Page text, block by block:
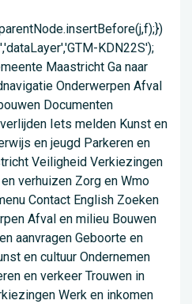
KDN22S');
Maastricht Ga naar
Onderwerpen Afval
Documenten
Iets melden Kunst en
en jeugd Parkeren en
Veiligheid Verkiezingen
verhuizen Zorg en Wmo
Contact English Zoeken
Afval en milieu Bouwen
aanvragen Geboorte en
en cultuur Ondernemen
en verkeer Trouwen in
Werk en inkomen